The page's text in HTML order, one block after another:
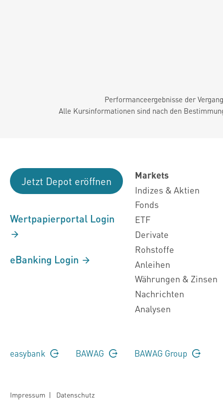
Performanceergebnisse der
Alle Kursinformationen sind nach den
Jetzt Depot eröffnen
Wertpapierportal Login
eBanking Login
Markets
Indizes & Aktien
Fonds
ETF
Derivate
Rohstoffe
Anleihen
Währungen & Zinsen
Nachrichten
Analysen
easybank BAWAG BAWAG Group
Impressum | Datenschutz